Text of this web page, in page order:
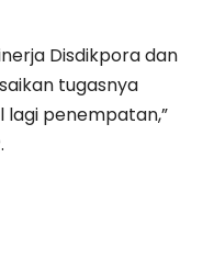
Disdikpora dan
tugasnya
lagi penempatan,”